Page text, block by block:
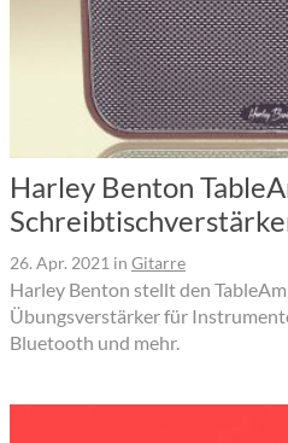
Harley Benton
26. Apr. 2021 in Gitarre
Harley Benton stellt den
Übungsverstärker für
Bluetooth und mehr.